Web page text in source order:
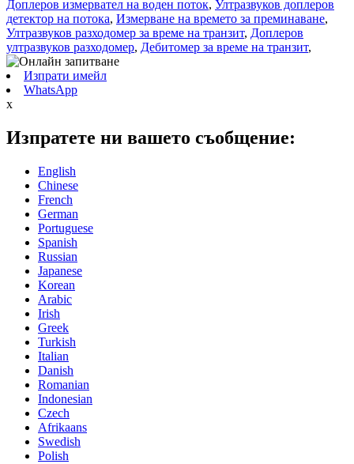
Доплеров измервател на воден поток, Ултразвуков доплеров
детектор на потока, Измерване на времето за преминаване,
Ултразвуков разходомер за време на транзит, Доплеров
ултразвуков разходомер, Дебитомер за време на транзит,
Изпрати имейл
WhatsApp
x
Изпратете ни вашето съобщение:
English
Chinese
French
German
Portuguese
Spanish
Russian
Japanese
Korean
Arabic
Irish
Greek
Turkish
Italian
Danish
Romanian
Indonesian
Czech
Afrikaans
Swedish
Polish